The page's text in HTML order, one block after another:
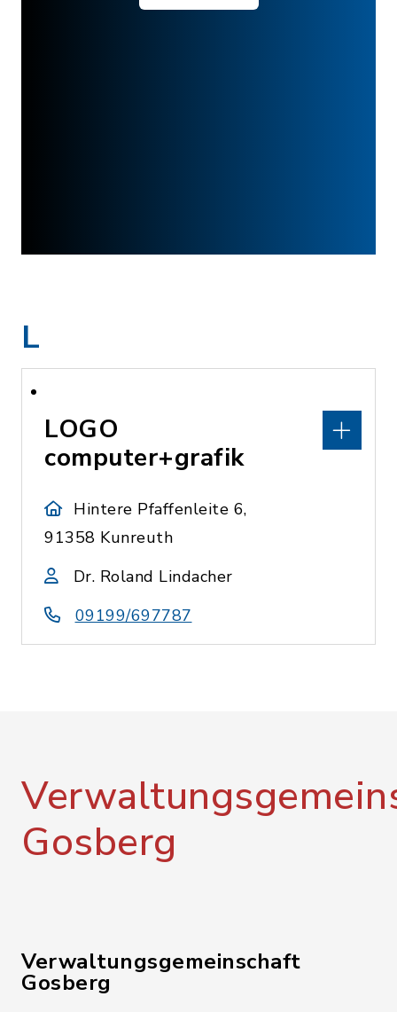
L
LOGO
computer+grafik
Hintere Pfaffenleite 6,
91358 Kunreuth
Dr. Roland Lindacher
09199/697787
Gosberg
Verwaltungsgemeinschaft
Gosberg